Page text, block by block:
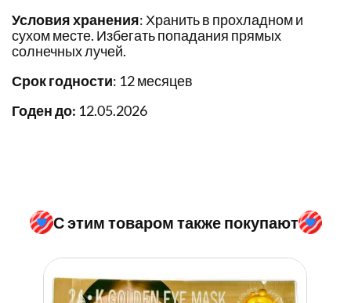
Условия хранения: Хранить в прохладном и
сухом месте. Избегать попадания прямых
солнечных лучей.
Срок годности: 12 месяцев
Годен до: 12.05.2026
С этим товаром также покупают